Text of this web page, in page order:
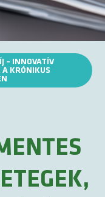
– INNOVATÍV
A KRÓNIKUS